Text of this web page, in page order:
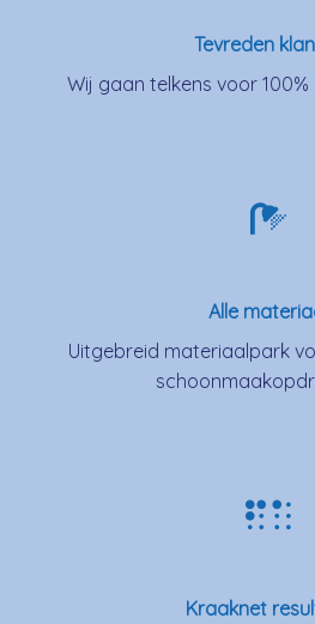
Tevreden
Wij gaan telkens voor
Alle
Uitgebreid materiaalpark
Kraaknet